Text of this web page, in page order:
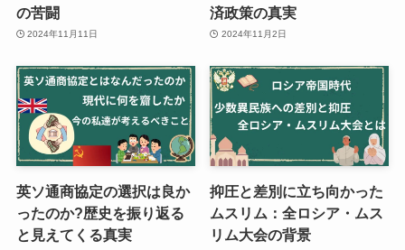
の苦闘
2024年11月11日
済政策の真実
2024年11月2日
英ソ通商協定の選択は良か
ったのか?歴史を振り返る
と見えてくる真実
抑圧と差別に立ち向かった
ムスリム：全ロシア・ムス
リム大会の背景